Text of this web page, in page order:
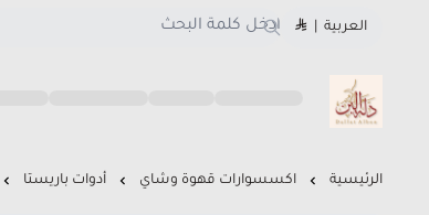
العربية
متجر دلة البن
الرئيسية اكسسوارات قهوة وشاي أدوات باريستا